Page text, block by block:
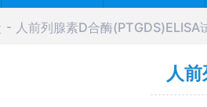
人前列腺素D合酶(PTGDS)ELISA
人